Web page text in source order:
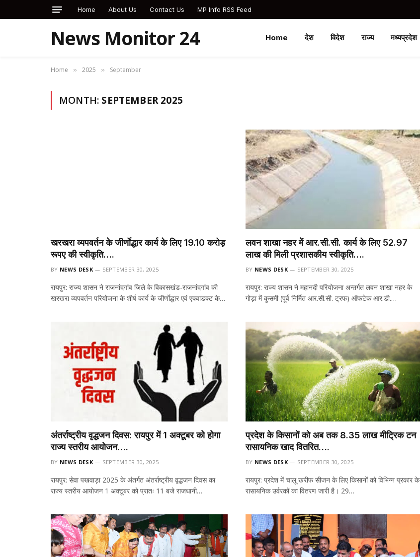
Home About Us Contact Us MP Info RSS Feed
News Monitor 24 Home देश विदेश राज्य मध्यप्रदेश
Home » 2025 » September
MONTH: SEPTEMBER 2025
खरखरा व्यपवर्तन के जीर्णाेद्धार कार्य के लिए 19.10 करोड़
रूपए की स्वीकृति….
BY NEWS DESK SEPTEMBER 30, 2025
रायपुर: राज्य शासन ने राजनांदगांव जिले के विकासखंड-राजनांदगांव की
खरखरा व्यपवर्तन परियोजना के शीर्ष कार्य के जीर्णाेद्धार एवं एक्वाडक्ट के…
लवन शाखा नहर में आर.सी.सी. कार्य के लिए 52.97
लाख की मिली प्रशासकीय स्वीकृति….
BY NEWS DESK SEPTEMBER 30, 2025
रायपुर: राज्य शासन ने महानदी परियोजना अन्तर्गत लवन शाखा नहर के
गोड़ा में कुसमी (पूर्व निर्मित आर.सी.सी. ट्रफ) ऑफटेक आर.डी.…
अंतर्राष्ट्रीय वृद्धजन दिवस: रायपुर में 1 अक्टूबर को होगा
राज्य स्तरीय आयोजन….
BY NEWS DESK SEPTEMBER 30, 2025
रायपुर: सेवा पखवाड़ा 2025 के अंतर्गत अंतर्राष्ट्रीय वृद्धजन दिवस का
राज्य स्तरीय आयोजन 1 अक्टूबर को प्रातः 11 बजे राजधानी…
प्रदेश के किसानों को अब तक 8.35 लाख मीट्रिक टन
रासायनिक खाद वितरित….
BY NEWS DESK SEPTEMBER 30, 2025
रायपुर: प्रदेश में चालू खरीफ सीजन के लिए किसानों को विभिन्न प्रकार के
रासायनिक उर्वरकों का वितरण जारी है। 29…